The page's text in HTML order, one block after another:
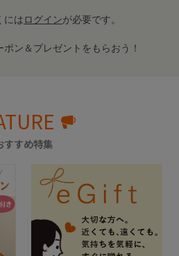
にはログインが必要です。
ン＆プレゼントをもらおう！
すすめ特集